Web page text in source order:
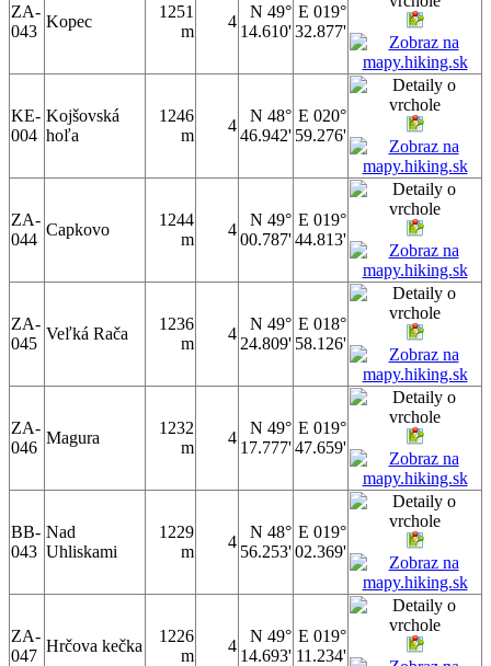
ZA-
043
Kopec
1251
m
4
N 49°
14.610'
E 019°
32.877'
KE-
004
Kojšovská
hoľa
1246
m
4
N 48°
46.942'
E 020°
59.276'
ZA-
044
Capkovo
1244
m
4
N 49°
00.787'
E 019°
44.813'
ZA-
045
Veľká Rača
1236
m
4
N 49°
24.809'
E 018°
58.126'
ZA-
046
Magura
1232
m
4
N 49°
17.777'
E 019°
47.659'
BB-
043
Nad
Uhliskami
1229
m
4
N 48°
56.253'
E 019°
02.369'
ZA-
047
Hrčova kečka
1226
m
4
N 49°
14.693'
E 019°
11.234'